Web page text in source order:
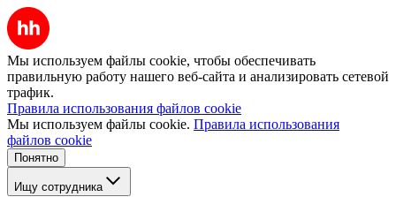
Мы используем файлы cookie, чтобы обеспечивать
правильную работу нашего веб-сайта и анализировать сетевой
трафик.
Правила использования файлов cookie
Мы используем файлы cookie. Правила использования
файлов cookie
Понятно
Ищу сотрудника